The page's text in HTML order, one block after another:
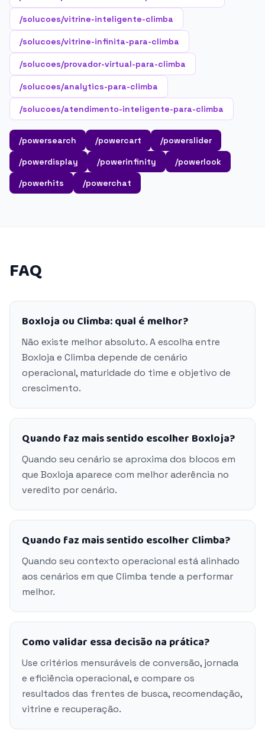
/solucoes/vitrine-inteligente-climba
/solucoes/vitrine-infinita-para-climba
/solucoes/provador-virtual-para-climba
/solucoes/analytics-para-climba
/solucoes/atendimento-inteligente-para-climba
/powersearch /powercart
/powerslider
/powerdisplay
/powerinfinity
/powerlook
/powerhits
/powerchat
FAQ
Boxloja ou Climba: qual é melhor?
Não existe melhor absoluto. A escolha entre
Boxloja e Climba depende de cenário
operacional, maturidade do time e objetivo de
crescimento.
Quando faz mais sentido escolher Boxloja?
Quando seu cenário se aproxima dos blocos em
que Boxloja aparece com melhor aderência no
veredito por cenário.
Quando faz mais sentido escolher Climba?
Quando seu contexto operacional está alinhado
aos cenários em que Climba tende a performar
melhor.
Como validar essa decisão na prática?
Use critérios mensuráveis de conversão, jornada
e eficiência operacional, e compare os
resultados das frentes de busca, recomendação,
vitrine e recuperação.